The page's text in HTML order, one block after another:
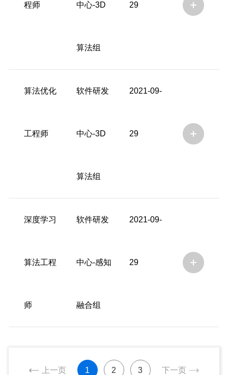
程师 中心-3D
算法组
29
算法优化
工程师
软件研发
中心-3D
算法组
2021-09-
29
深度学习
算法工程
师
软件研发
中心-感知
融合组
2021-09-
29
上一页 1 2 3 下一页